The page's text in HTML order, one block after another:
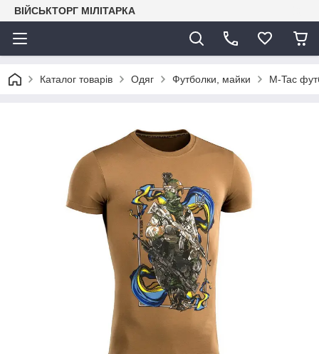
ВІЙСЬКТОРГ МІЛІТАРКА
Каталог товарів Одяг Футболки, майки M-Tac